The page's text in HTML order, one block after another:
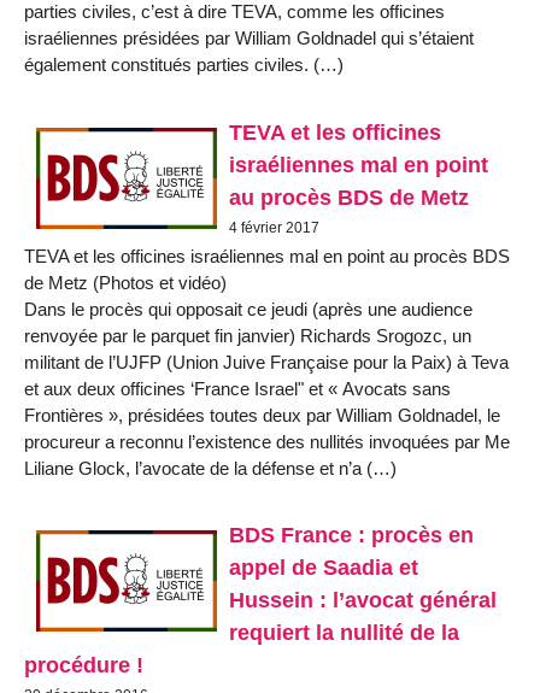
parties civiles, c’est à dire TEVA, comme les officines
israéliennes présidées par William Goldnadel qui s’étaient
également constitués parties civiles. (…)
TEVA et les officines
israéliennes mal en point
au procès BDS de Metz
4 février 2017
TEVA et les officines israéliennes mal en point au procès BDS
de Metz (Photos et vidéo)
Dans le procès qui opposait ce jeudi (après une audience
renvoyée par le parquet fin janvier) Richards Srogozc, un
militant de l’UJFP (Union Juive Française pour la Paix) à Teva
et aux deux officines ‘France Israel" et « Avocats sans
Frontières », présidées toutes deux par William Goldnadel, le
procureur a reconnu l’existence des nullités invoquées par Me
Liliane Glock, l’avocate de la défense et n’a (…)
BDS France : procès en
appel de Saadia et
Hussein : l’avocat général
requiert la nullité de la
procédure !